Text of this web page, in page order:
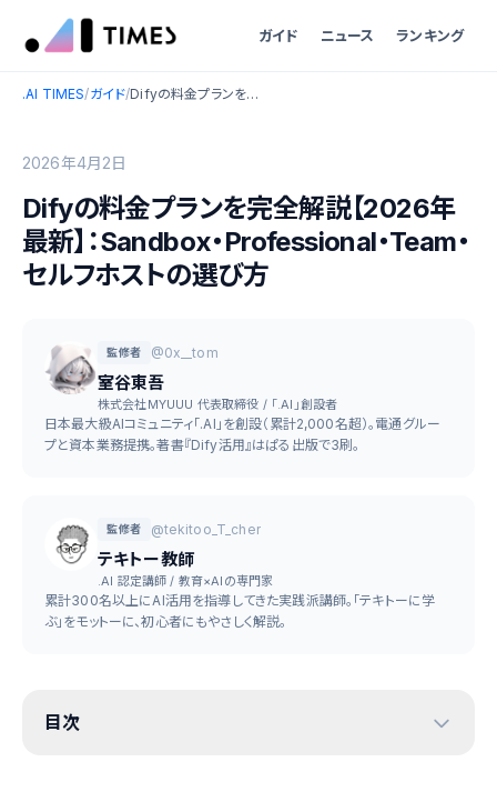
ガイド ニュース ランキング
.AI TIMES/ガイド/ Difyの料金プランを完全解説【2026年最新】：Sandbox・Professional・Team・セルフホストの選び方
2026年4月2日
Difyの料金プランを完全解説【2026年
最新】：Sandbox・Professional・Team・
セルフホストの選び方
監修者 @0x__tom
室谷東吾
株式会社MYUUU 代表取締役 / 「.AI」創設者
日本最大級AIコミュニティ「.AI」を創設（累計2,000名超）。電通グルー
プと資本業務提携。著書『Dify活用』はぱる出版で3刷。
監修者 @tekitoo_T_cher
テキトー教師
.AI 認定講師 / 教育×AIの専門家
累計300名以上にAI活用を指導してきた実践派講師。「テキトーに学
ぶ」をモットーに、初心者にもやさしく解説。
目次